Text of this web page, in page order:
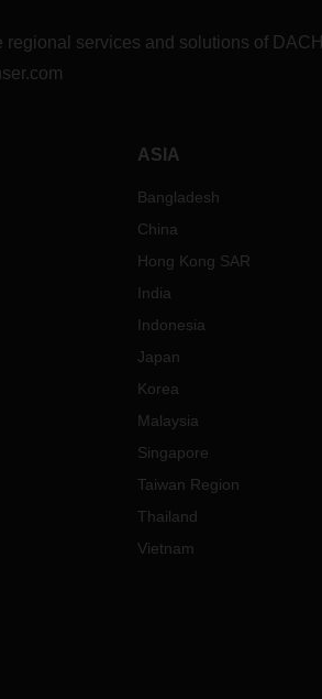
services and solutions of
ASIA
Bangladesh
China
Hong Kong SAR
India
Indonesia
Japan
Korea
Malaysia
Singapore
Taiwan Region
Thailand
Vietnam